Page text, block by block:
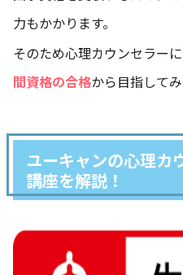
力もかかります。
そのため心理カウンセラー
間資格の合格から目指して
ユーキャンの心理カ
講座を解説！